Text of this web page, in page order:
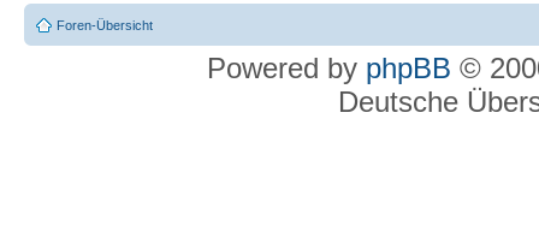
Foren-Übersicht
Powered by phpBB ©
Deutsche